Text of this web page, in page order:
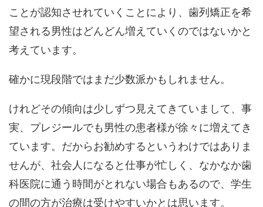
ことが認知させれていくことにより、歯列矯正を希
望される男性はどんどん増えていくのではないかと
考えています。
確かに現段階ではまだ少数派かもしれません。
けれどその傾向は少しずつ見えてきていまして、事
実、プレジールでも男性の患者様が徐々に増えてき
ています。だからお勧めするというわけではありま
せんが、社会人になると仕事が忙しく、なかなか歯
科医院に通う時間がとれない場合もあるので、学生
の間の方が治療は受けやすいかとは思います。